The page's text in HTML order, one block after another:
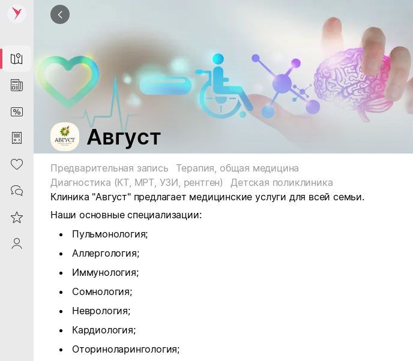
Map
News
DiscountCard
Purchases
Heart
Contacts
Reviews
ProfileSaby
Август
Предварительная запись
Терапия, общая медицина
Диагностика (КТ, МРТ, УЗИ, рентген)
Детская поликлиника
Клиника "Август" предлагает медицинские услуги для всей семьи.
Наши основные специализации:
Пульмонология;
Аллергология;
Иммунология;
Сомнология;
Неврология;
Кардиология;
Оториноларингология;